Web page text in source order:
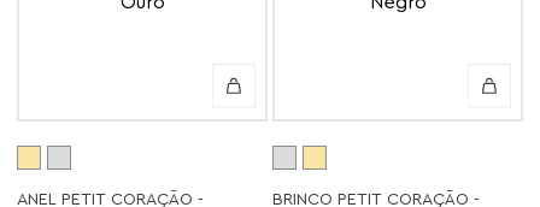
ANEL PETIT CORAÇÃO -
BRINCO PETIT CORAÇÃO -